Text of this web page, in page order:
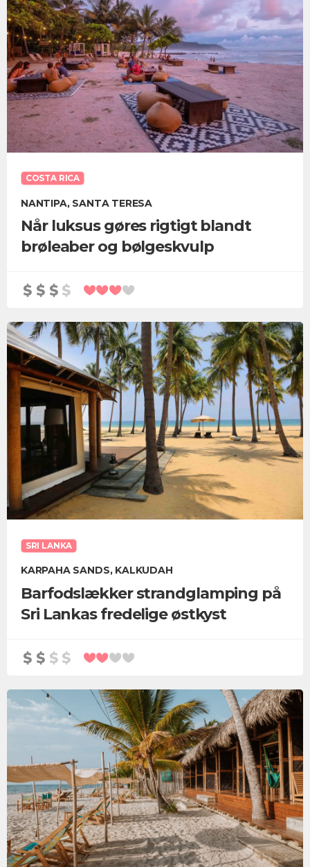
COSTA RICA
NANTIPA, SANTA TERESA
Når luksus gøres rigtigt blandt
brøleaber og bølgeskvulp
SRI LANKA
KARPAHA SANDS, KALKUDAH
Barfodslækker strandglamping på
Sri Lankas fredelige østkyst